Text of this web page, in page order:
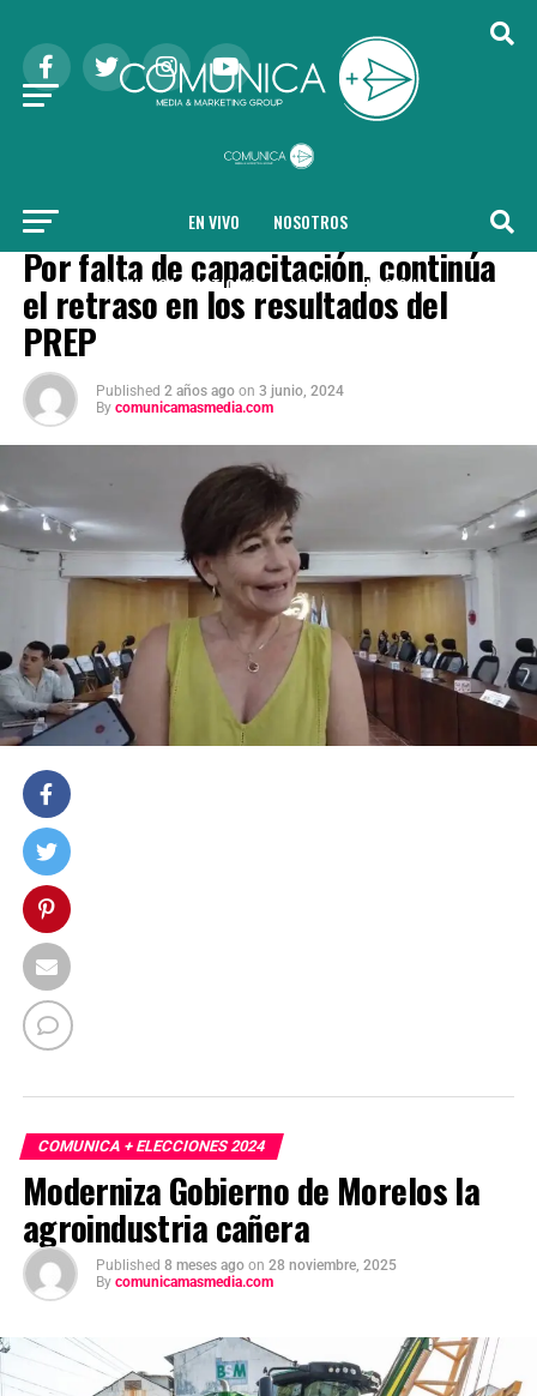
EN VIVO NOSOTROS
COMUNICA + NOTICIAS LOCAL NACIONAL
COMUNICA + ELECCIONES 2024
Por falta de capacitación, continúa
el retraso en los resultados del
PREP
Published 2 años ago on 3 junio, 2024
By comunicamasmedia.com
COMUNICA + ELECCIONES 2024
Moderniza Gobierno de Morelos la
agroindustria cañera
Published 8 meses ago on 28 noviembre, 2025
By comunicamasmedia.com